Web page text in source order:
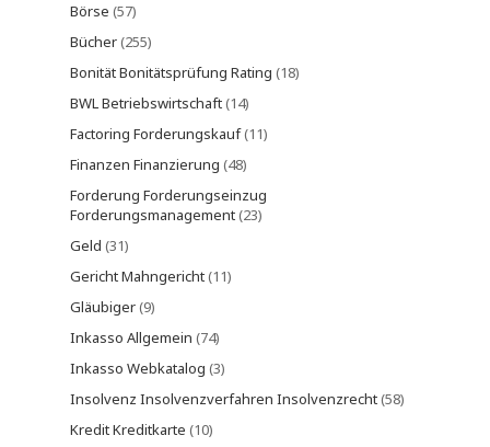
Börse (57)
Bücher(255)
Bonität Bonitätsprüfung Rating (18)
BWL Betriebswirtschaft(14)
Factoring Forderungskauf(11)
Finanzen Finanzierung (48)
Forderung Forderungseinzug
Forderungsmanagement(23)
Geld (31)
Gericht Mahngericht(11)
Gläubiger(9)
Inkasso Allgemein (74)
Inkasso Webkatalog (3)
Insolvenz Insolvenzverfahren Insolvenzrecht(58)
Kredit Kreditkarte (10)